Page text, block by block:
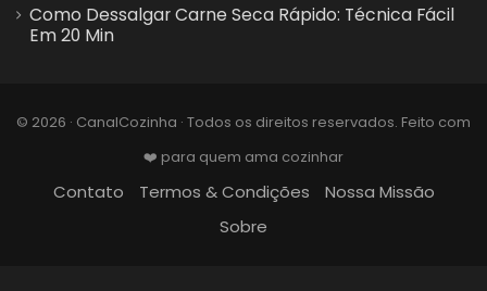
Como Dessalgar Carne Seca Rápido: Técnica Fácil
Em 20 Min
© 2026 · CanalCozinha · Todos os direitos reservados. Feito com
❤️ para quem ama cozinhar
Contato Termos & Condições
Nossa Missão
Sobre